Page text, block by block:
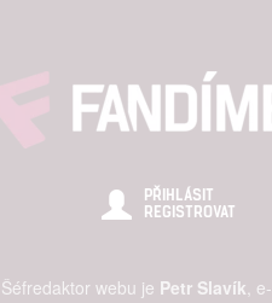
PŘIHLÁSIT
REGISTROVAT
Šéfredaktor webu je Petr Slavík,